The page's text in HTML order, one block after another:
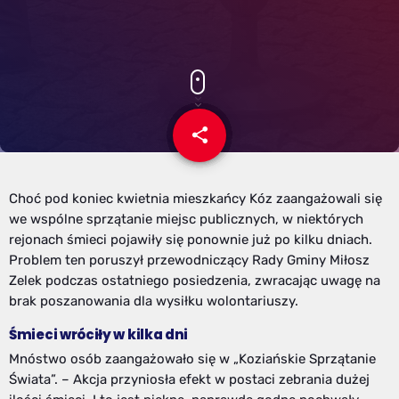
share
email
Choć pod koniec kwietnia mieszkańcy Kóz zaangażowali się
we wspólne sprzątanie miejsc publicznych, w niektórych
rejonach śmieci pojawiły się ponownie już po kilku dniach.
Problem ten poruszył przewodniczący Rady Gminy Miłosz
Zelek podczas ostatniego posiedzenia, zwracając uwagę na
brak poszanowania dla wysiłku wolontariuszy.
Śmieci wróciły w kilka dni
Mnóstwo osób zaangażowało się w „Koziańskie Sprzątanie
Świata”. – Akcja przyniosła efekt w postaci zebrania dużej